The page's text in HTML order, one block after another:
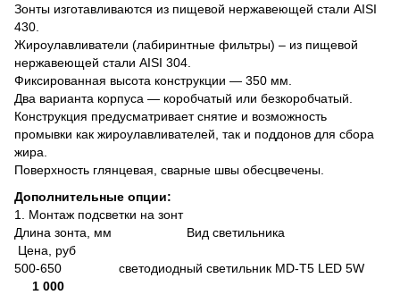
Зонты изготавливаются из пищевой нержавеющей стали AISI
430.
Жироулавливатели (лабиринтные фильтры) – из пищевой
нержавеющей стали AISI 304.
Фиксированная высота конструкции — 350 мм.
Два варианта корпуса — коробчатый или безкоробчатый.
Конструкция предусматривает снятие и возможность
промывки как жироулавливателей, так и поддонов для сбора
жира.
Поверхность глянцевая, сварные швы обесцвечены.
Дополнительные опции:
1. Монтаж подсветки на зонт
Длина зонта, мм Вид светильника
Цена, руб
500-650 светодиодный светильник MD-T5 LED 5W
1 000